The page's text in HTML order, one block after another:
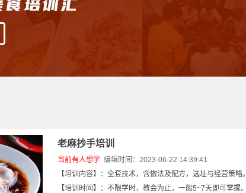
老麻抄手培训
当前有人想学 编辑时间：2023-06-22 14:39:41
【培训内容】：全套技术，含做法及配方，选址与经营策略。
【培训时间】：不限学时，教会为止，一般5~7天即可掌握。